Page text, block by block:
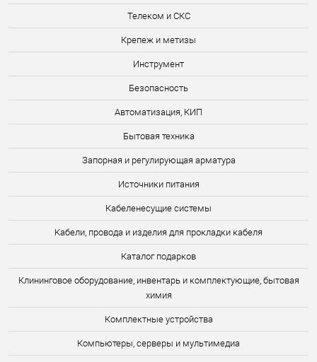
Телеком и СКС
Крепеж и метизы
Инструмент
Безопасность
Автоматизация, КИП
Бытовая техника
Запорная и регулирующая арматура
Источники питания
Кабеленесущие системы
Кабели, провода и изделия для прокладки кабеля
Каталог подарков
Клининговое оборудование, инвентарь и комплектующие, бытовая
химия
Комплектные устройства
Компьютеры, серверы и мультимедиа